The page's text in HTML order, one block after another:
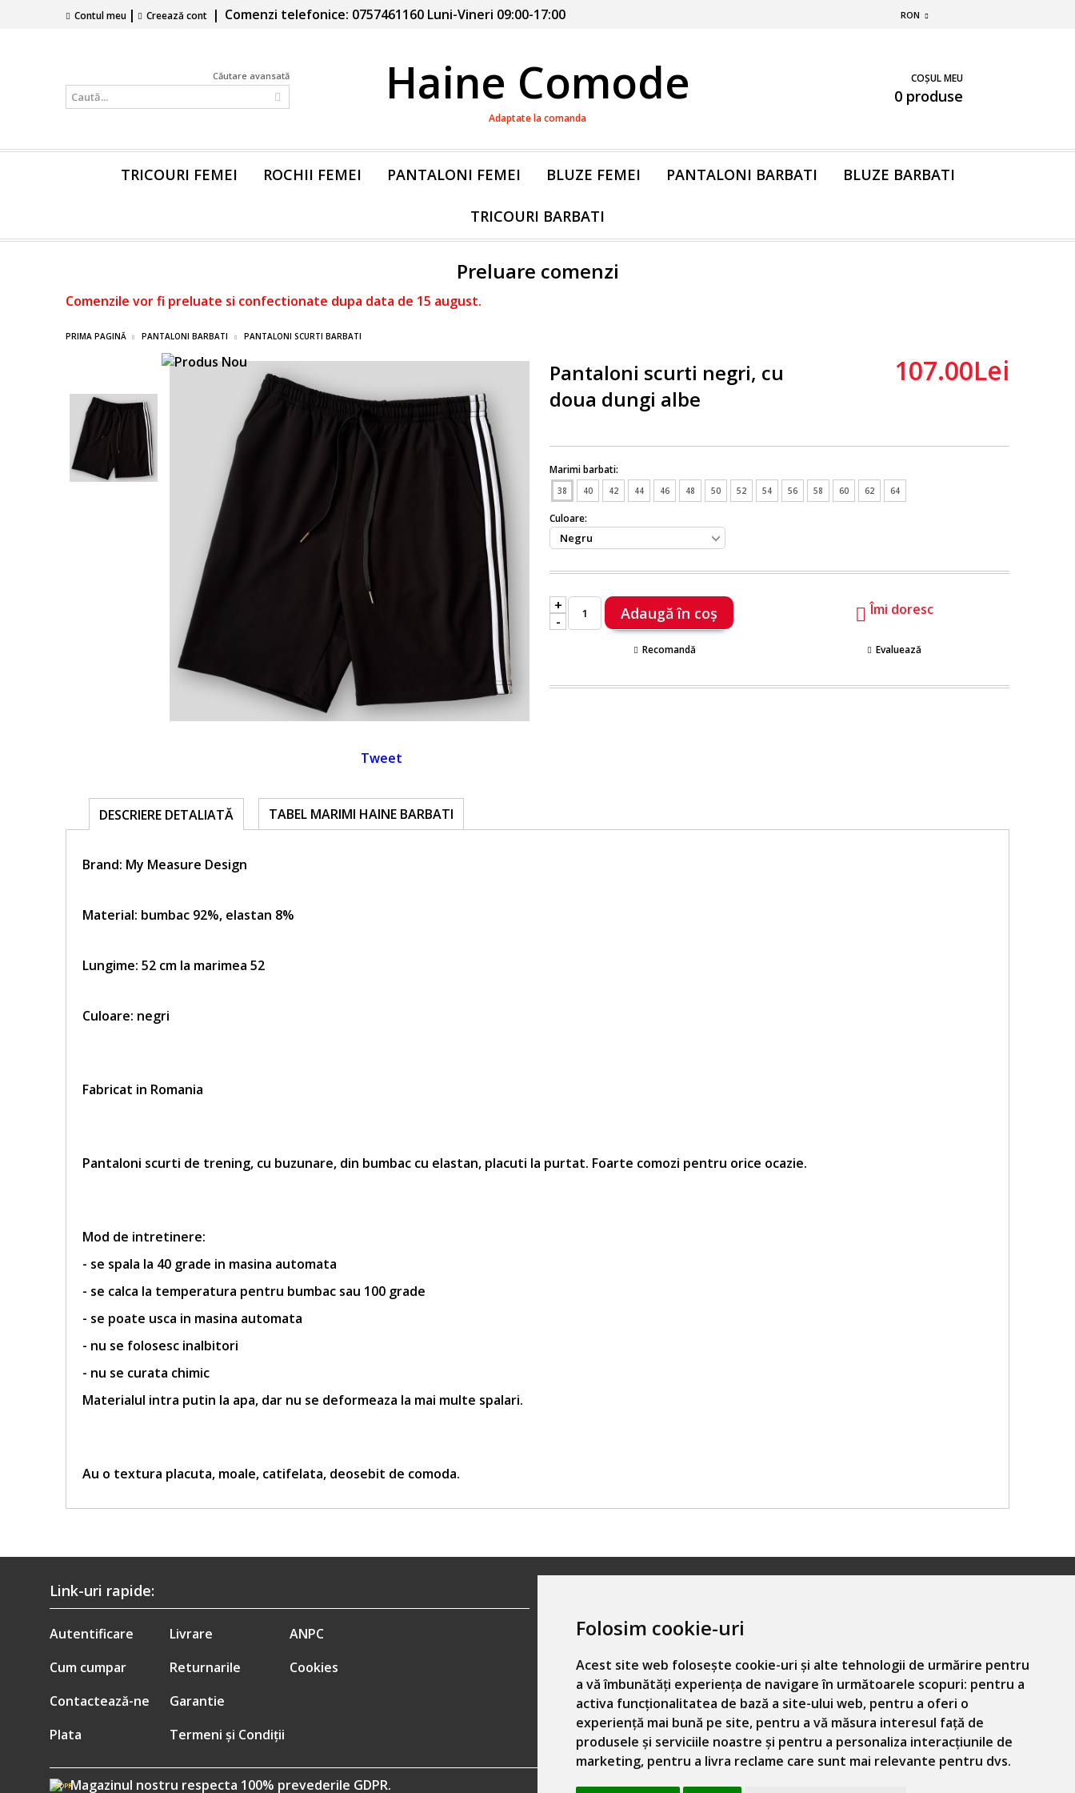
Folosim cookie-uri
Acest site web folosește cookie-uri și alte tehnologii de urmărire pentru
a vă îmbunătăți experiența de navigare în următoarele scopuri: pentru a
activa funcționalitatea de bază a site-ului web, pentru a oferi o
experiență mai bună pe site, pentru a vă măsura interesul față de
produsele și serviciile noastre și pentru a personaliza interacțiunile de
marketing, pentru a livra reclame care sunt mai relevante pentru dvs.
Contul meu | Creează cont | Comenzi telefonice: 0757461160 Luni-Vineri 09:00-17:00 RON
Căutare avansată Haine Comode
Adaptate la comanda
COȘUL MEU
0 produse
TRICOURI FEMEI ROCHII FEMEI PANTALONI FEMEI BLUZE FEMEI PANTALONI BARBATI BLUZE BARBATI
TRICOURI BARBATI
Preluare comenzi
Comenzile vor fi preluate si confectionate dupa data de 15 august.
PRIMA PAGINĂ PANTALONI BARBATI PANTALONI SCURTI BARBATI
Pantaloni scurti negri, cu
doua dungi albe
107.00Lei
Marimi barbati:
38 40 42 44 46 48 50 52 54 56 58 60 62 64
Culoare:
+
-
Îmi doresc
Recomandă Evaluează
Tweet
DESCRIERE DETALIATĂ TABEL MARIMI HAINE BARBATI
Brand: My Measure Design
Material: bumbac 92%, elastan 8%
Lungime: 52 cm la marimea 52
Culoare: negri
Fabricat in Romania
Pantaloni scurti de trening, cu buzunare, din bumbac cu elastan, placuti la purtat. Foarte comozi pentru orice ocazie.
Mod de intretinere:
- se spala la 40 grade in masina automata
- se calca la temperatura pentru bumbac sau 100 grade
- se poate usca in masina automata
- nu se folosesc inalbitori
- nu se curata chimic
Materialul intra putin la apa, dar nu se deformeaza la mai multe spalari.
Au o textura placuta, moale, catifelata, deosebit de comoda.
Link-uri rapide:
Autentificare
Cum cumpar
Contactează-ne
Plata
Livrare
Returnarile
Garantie
Termeni și Condiții
ANPC
Cookies
Email: hainecomode@gmail.com
Telefon: 0757461160
GDPRMagazinul nostru respecta 100% prevederile GDPR.